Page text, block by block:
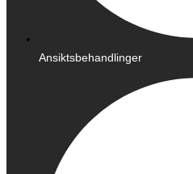
Ansiktsbehandlinger